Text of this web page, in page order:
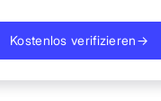
Kostenlos verifizieren→